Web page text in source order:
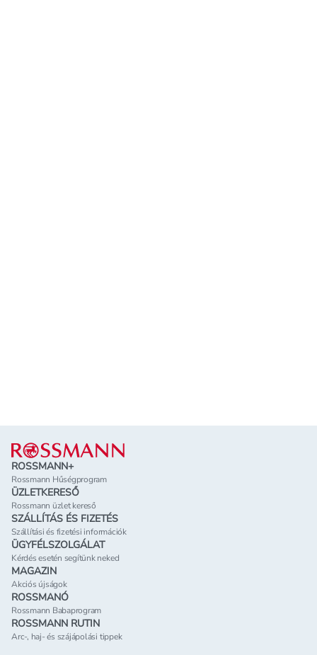
Lábléc
ROSSMANN+
Rossmann Hűségprogram
ÜZLETKERESŐ
Rossmann üzlet kereső
SZÁLLÍTÁS ÉS FIZETÉS
Szállítási és fizetési információk
ÜGYFÉLSZOLGÁLAT
Kérdés esetén segítünk neked
MAGAZIN
Akciós újságok
ROSSMANÓ
Rossmann Babaprogram
ROSSMANN RUTIN
Arc-, haj- és szájápolási tippek